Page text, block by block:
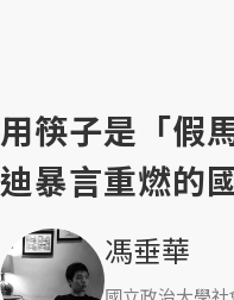
用筷子是「假
迪暴言重燃的
馮垂華